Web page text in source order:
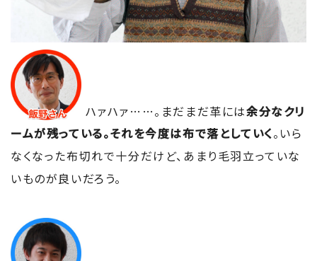
ハァハァ……。まだまだ革には余分なクリ
ームが残っている。それを今度は布で落としていく。いら
なくなった布切れで十分だけど、あまり毛羽立っていな
いものが良いだろう。